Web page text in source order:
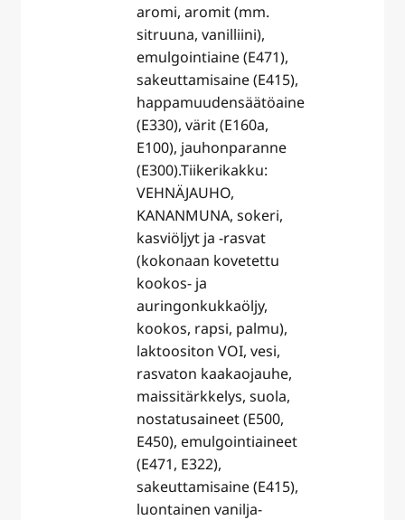
aromi, aromit (mm.
sitruuna, vanilliini),
emulgointiaine (E471),
sakeuttamisaine (E415),
happamuudensäätöaine
(E330), värit (E160a,
E100), jauhonparanne
(E300).Tiikerikakku:
VEHNÄJAUHO,
KANANMUNA, sokeri,
kasviöljyt ja -rasvat
(kokonaan kovetettu
kookos- ja
auringonkukkaöljy,
kookos, rapsi, palmu),
laktoositon VOI, vesi,
rasvaton kaakaojauhe,
maissitärkkelys, suola,
nostatusaineet (E500,
E450), emulgointiaineet
(E471, E322),
sakeuttamisaine (E415),
luontainen vanilja-